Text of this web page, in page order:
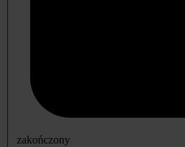
zakończony